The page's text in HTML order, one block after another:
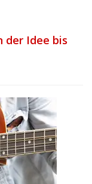
der Idee bis